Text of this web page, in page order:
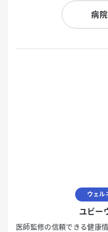
病
ウェル
ユビー
医師監修の信頼できる健康